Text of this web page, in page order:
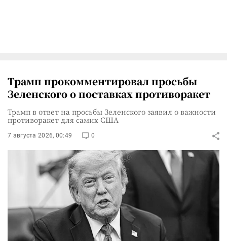
Трамп прокомментировал просьбы
Зеленского о поставках противоракет
Трамп в ответ на просьбы Зеленского заявил о важности
противоракет для самих США
7 августа 2026, 00:49 0